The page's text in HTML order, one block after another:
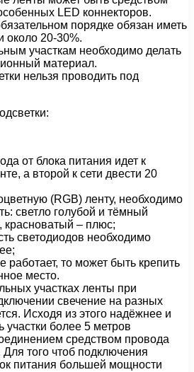
LED коннекторов.
порядке обязан иметь
около 20-30%.
участкам необходимо делать
материал.
нельзя проводить под
от блока питания идет к
а второй к сети двести 20
(RGB) ленту, необходимо
светло голубой и тёмный
красноватый – плюс;
светодиодов необходимо
работает, то может быть крепить
место.
участках ленты при
свечение на разных
Исходя из этого надёжнее и
участки более 5 метров
средством провода
того чтоб подключения
питания большей мощности